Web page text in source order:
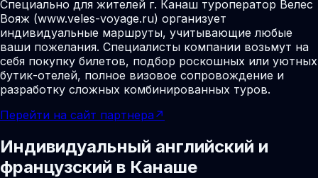
Специально для жителей г. Канаш туроператор Велес
Вояж (www.veles-voyage.ru) организует
индивидуальные маршруты, учитывающие любые
ваши пожелания. Специалисты компании возьмут на
себя покупку билетов, подбор роскошных или уютных
бутик-отелей, полное визовое сопровождение и
разработку сложных комбинированных туров.
Перейти на сайт партнера ↗
Индивидуальный английский и
французский в Канаше